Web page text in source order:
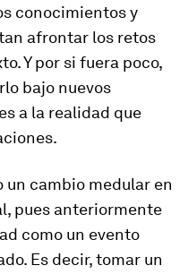
conocimientos y
afrontar los retos
Y por si fuera poco,
bajo nuevos
a la realidad que
un cambio medular en
pues anteriormente
como un evento
Es decir, tomar un